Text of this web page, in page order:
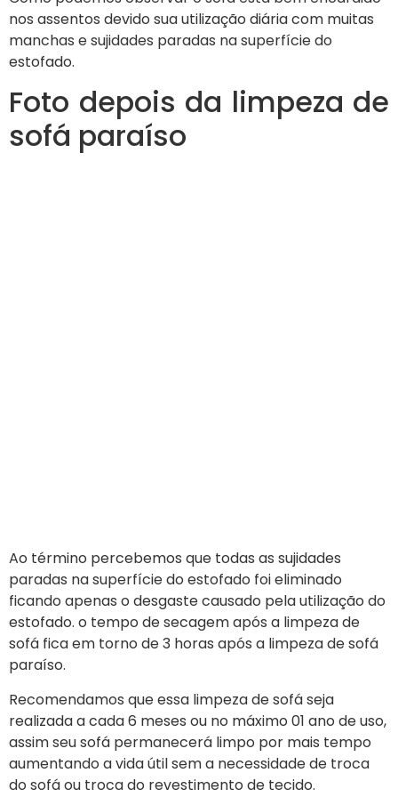
nos assentos devido sua utilização diária com muitas
manchas e sujidades paradas na superfície do
estofado.
Foto depois da limpeza de
sofá paraíso
Ao término percebemos que todas as sujidades
paradas na superfície do estofado foi eliminado
ficando apenas o desgaste causado pela utilização do
estofado. o tempo de secagem após a limpeza de
sofá fica em torno de 3 horas após a limpeza de sofá
paraíso.
Recomendamos que essa limpeza de sofá seja
realizada a cada 6 meses ou no máximo 01 ano de uso,
assim seu sofá permanecerá limpo por mais tempo
aumentando a vida útil sem a necessidade de troca
do sofá ou troca do revestimento de tecido.